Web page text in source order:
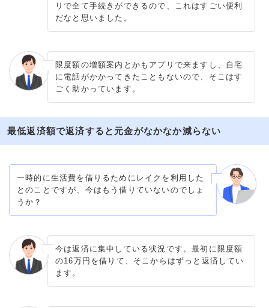
リで全て手続きができるので、これはすごい便利
だなと思いました。
限度額の増額案内とかもアプリで来ますし、自宅
に電話がかかってきたこともないので、そこはす
ごく助かっています。
最低返済額で返済すると元金がなかなか減らない
一時的に生活費を借りるためにレイクを利用した
とのことですが、今はもう借りていないのでしょ
うか？
今は返済に集中している状況です。最初に限度額
の16万円を借りて、そこからはずっと返済してい
ます。